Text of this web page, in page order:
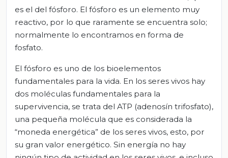
es el del fósforo. El fósforo es un elemento muy
reactivo, por lo que raramente se encuentra solo;
normalmente lo encontramos en forma de
fosfato.
El fósforo es uno de los bioelementos
fundamentales para la vida. En los seres vivos hay
dos moléculas fundamentales para la
supervivencia, se trata del ATP (adenosín trifosfato),
una pequeña molécula que es considerada la
“moneda energética” de los seres vivos, esto, por
su gran valor energético. Sin energía no hay